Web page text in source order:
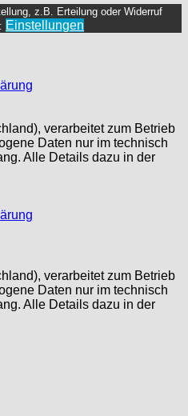
z.B. Erteilung oder Widerruf
Einstellungen
verarbeitet zum Betrieb
Daten nur im technisch
Alle Details dazu in der
verarbeitet zum Betrieb
Daten nur im technisch
Alle Details dazu in der